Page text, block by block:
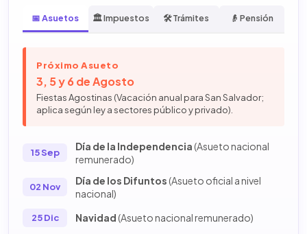
📅 Asuetos 🏛️ Impuestos 🛠️ Trámites 👴 Pensión
Próximo Asueto
3, 5 y 6 de Agosto
Fiestas Agostinas (Vacación anual para San Salvador;
aplica según ley a sectores público y privado).
15 Sep
Día de la Independencia(Asueto nacional
remunerado)
02 Nov
Día de los Difuntos(Asueto oficial a nivel
nacional)
25 Dic Navidad(Asueto nacional remunerado)